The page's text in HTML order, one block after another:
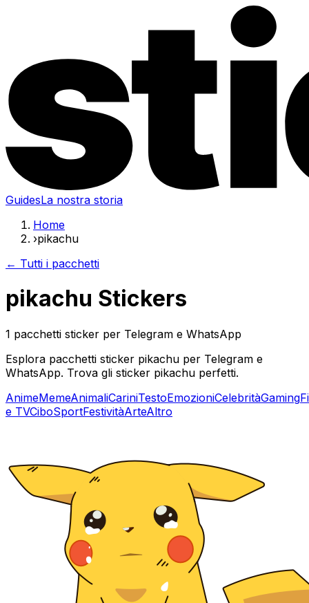
GuidesLa nostra storia
Home
›pikachu
← Tutti i pacchetti
pikachu Stickers
1 pacchetti sticker per Telegram e WhatsApp
Esplora pacchetti sticker pikachu per Telegram e
WhatsApp. Trova gli sticker pikachu perfetti.
AnimeMemeAnimaliCariniTestoEmozioniCelebritàGaming
e TVCiboSportFestivitàArteAltro